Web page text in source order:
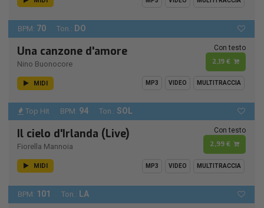
BPM: 70 Ton.: DO
Una canzone d'amore
Nino Buonocore
Con testo
2,19 €
MIDI MP3 VIDEO MULTITRACCIA
Top Hit BPM: 94 Ton.: SOL
Il cielo d'Irlanda (Live)
Fiorella Mannoia
Con testo
2,99 €
MIDI MP3 VIDEO MULTITRACCIA
BPM: 101 Ton.: LA